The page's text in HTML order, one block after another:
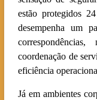
estão protegidos
desempenha um
coordenação de
eficiência
Já em ambientes